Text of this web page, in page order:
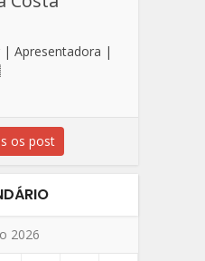
| Apresentadora |
os post
2026